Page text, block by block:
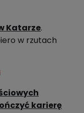
Katarze.
w rzutach
karierę